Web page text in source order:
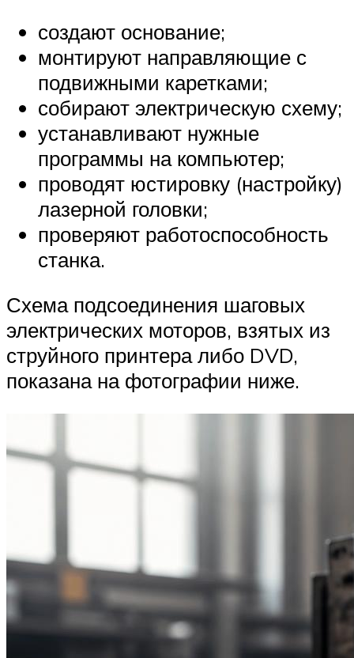
создают основание;
монтируют направляющие с
подвижными каретками;
собирают электрическую схему;
устанавливают нужные
программы на компьютер;
проводят юстировку (настройку)
лазерной головки;
проверяют работоспособность
станка.
Схема подсоединения шаговых
электрических моторов, взятых из
струйного принтера либо DVD,
показана на фотографии ниже.